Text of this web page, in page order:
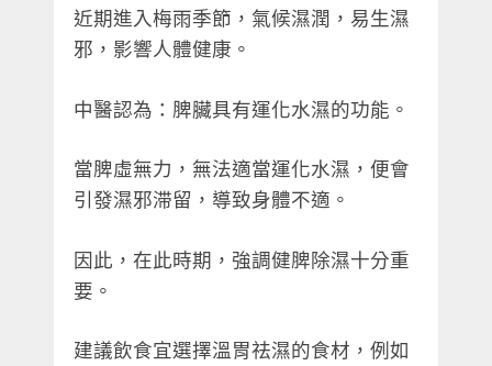
近期進入梅雨季節，氣候濕潤，易生濕
邪，影響人體健康。
中醫認為：脾臟具有運化水濕的功能。
當脾虛無力，無法適當運化水濕，便會
引發濕邪滞留，導致身體不適。
因此，在此時期，強調健脾除濕十分重
要。
建議飲食宜選擇溫胃祛濕的食材，例如